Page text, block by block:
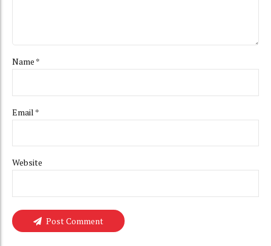
Name *
Email *
Website
Post Comment